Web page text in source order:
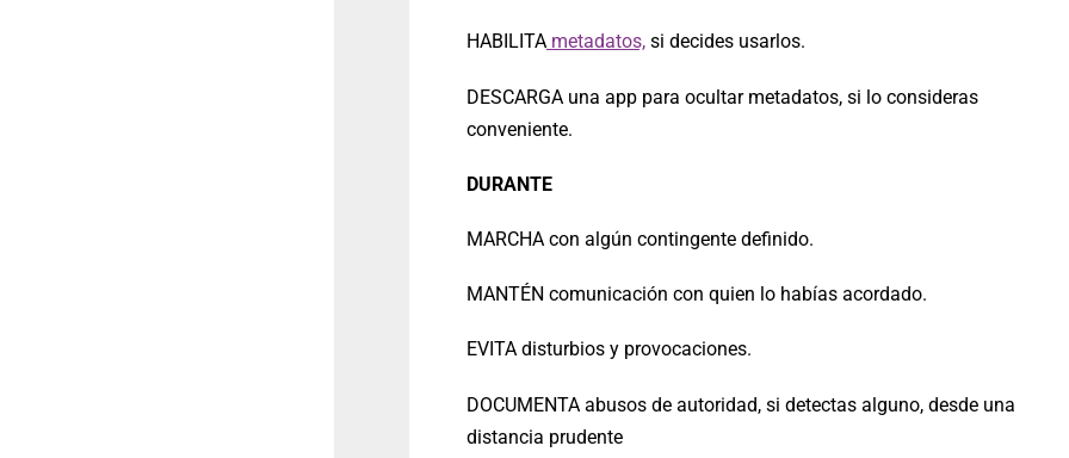
HABILITAmetadatos,si decides usarlos.
DESCARGA una app para ocultar metadatos, si lo consideras
conveniente.
DURANTE
MARCHA con algún contingente definido.
MANTÉN comunicación con quien lo habías acordado.
EVITA disturbios y provocaciones.
DOCUMENTA abusos de autoridad, si detectas alguno, desde una
distancia prudente